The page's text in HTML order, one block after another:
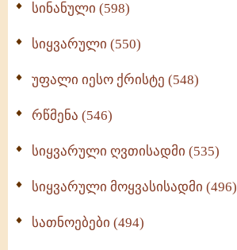
სინანული (598)
სიყვარული (550)
უფალი იესო ქრისტე (548)
რწმენა (546)
სიყვარული ღვთისადმი (535)
სიყვარული მოყვასისადმი (496)
სათნოებები (494)